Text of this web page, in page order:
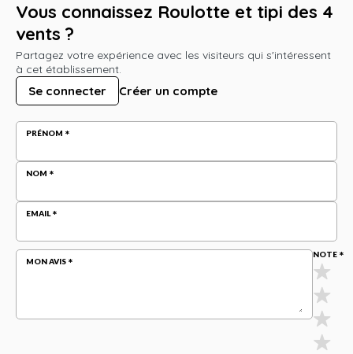
Vous connaissez Roulotte et tipi des 4
vents ?
Partagez votre expérience avec les visiteurs qui s'intéressent
à cet établissement.
Se connecter Créer un compte
PRÉNOM
NOM
EMAIL
MON AVIS
NOTE